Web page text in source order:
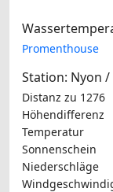
Promenthouse
Station: Nyon /
Distanz zu 1276
Höhendifferenz
Temperatur
Sonnenschein
Niederschläge